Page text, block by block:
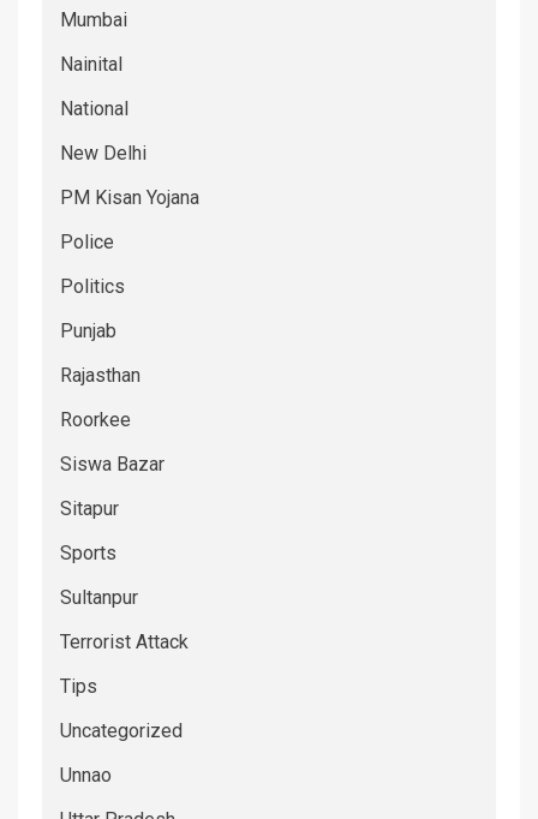
Mumbai
Nainital
National
New Delhi
PM Kisan Yojana
Police
Politics
Punjab
Rajasthan
Roorkee
Siswa Bazar
Sitapur
Sports
Sultanpur
Terrorist Attack
Tips
Uncategorized
Unnao